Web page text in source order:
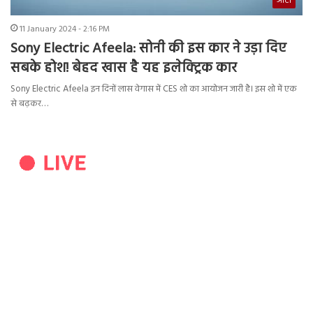
11 January 2024 - 2:16 PM
Sony Electric Afeela: सोनी की इस कार ने उड़ा दिए
सबके होश! बेहद खास है यह इलेक्ट्रिक कार
Sony Electric Afeela इन दिनों लास वेगास में CES शो का आयोजन जारी है। इस शो में एक
से बढ़कर…